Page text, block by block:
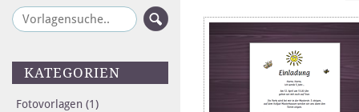
KATEGORIEN
Fotovorlagen (1)